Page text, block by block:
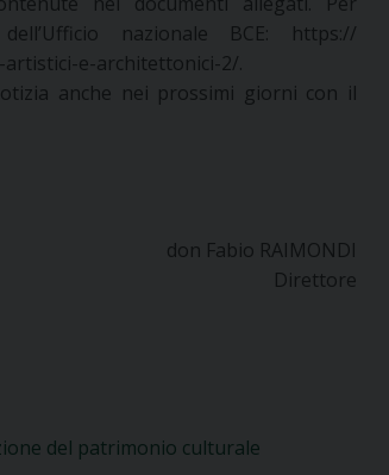
nazionale BCE: https://
artistici-e-architettonici-2/.
anche nei prossimi giorni con il
don Fabio RAIMONDI
Direttore
del patrimonio culturale